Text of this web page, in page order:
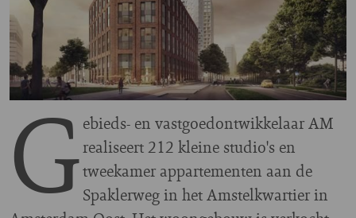
Gebieds- en vastgoedontwikkelaar AM
realiseert 212 kleine studio's en
tweekamer appartementen aan de
Spaklerweg in het Amstelkwartier in